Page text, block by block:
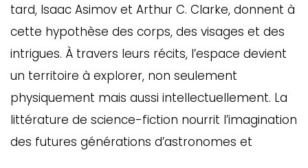
tard, Isaac Asimov et Arthur C. Clarke, donnent à
cette hypothèse des corps, des visages et des
intrigues. À travers leurs récits, l’espace devient
un territoire à explorer, non seulement
physiquement mais aussi intellectuellement. La
littérature de science-fiction nourrit l’imagination
des futures générations d’astronomes et